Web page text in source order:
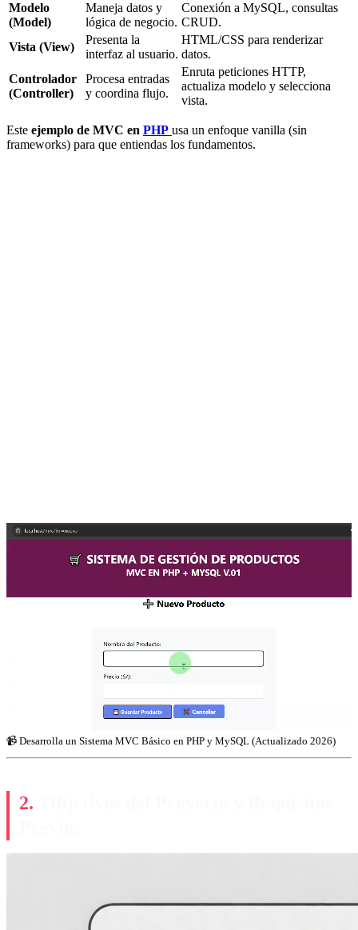
Modelo
(Model)
Maneja datos y
lógica de negocio.
Conexión a MySQL, consultas
CRUD.
Vista (View)
Presenta la
interfaz al usuario.
HTML/CSS para renderizar
datos.
Controlador
(Controller)
Procesa entradas
y coordina flujo.
Enruta peticiones HTTP,
actualiza modelo y selecciona
vista.
Este ejemplo de MVC en PHP usa un enfoque vanilla (sin
frameworks) para que entiendas los fundamentos.
📹 Desarrolla un Sistema MVC Básico en PHP y MySQL (Actualizado 2026)